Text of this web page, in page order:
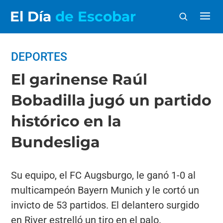
El Día de Escobar
DEPORTES
El garinense Raúl
Bobadilla jugó un partido
histórico en la
Bundesliga
Su equipo, el FC Augsburgo, le ganó 1-0 al
multicampeón Bayern Munich y le cortó un
invicto de 53 partidos. El delantero surgido
en River estrelló un tiro en el palo.